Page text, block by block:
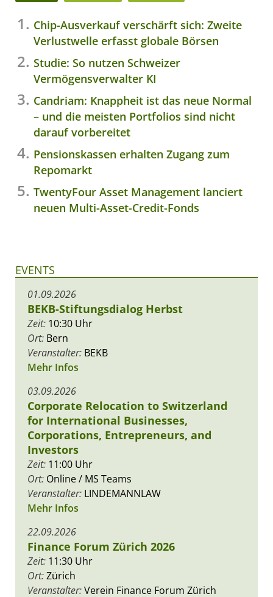
Chip-Ausverkauf verschärft sich: Zweite
Verlustwelle erfasst globale Börsen
Studie: So nutzen Schweizer
Vermögensverwalter KI
Candriam: Knappheit ist das neue Normal
– und die meisten Portfolios sind nicht
darauf vorbereitet
Pensionskassen erhalten Zugang zum
Repomarkt
TwentyFour Asset Management lanciert
neuen Multi-Asset-Credit-Fonds
EVENTS
01.09.2026
BEKB-Stiftungsdialog Herbst
Zeit: 10:30 Uhr
Ort: Bern
Veranstalter: BEKB
Mehr Infos
03.09.2026
Corporate Relocation to Switzerland
for International Businesses,
Corporations, Entrepreneurs, and
Investors
Zeit: 11:00 Uhr
Ort: Online / MS Teams
Veranstalter: LINDEMANNLAW
Mehr Infos
22.09.2026
Finance Forum Zürich 2026
Zeit: 11:30 Uhr
Ort:Zürich
Veranstalter:Verein Finance Forum Zürich